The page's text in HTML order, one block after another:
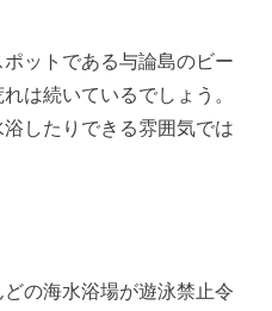
ットである与論島のビー
は続いているでしょう。
したりできる雰囲気では
の海水浴場が遊泳禁止令